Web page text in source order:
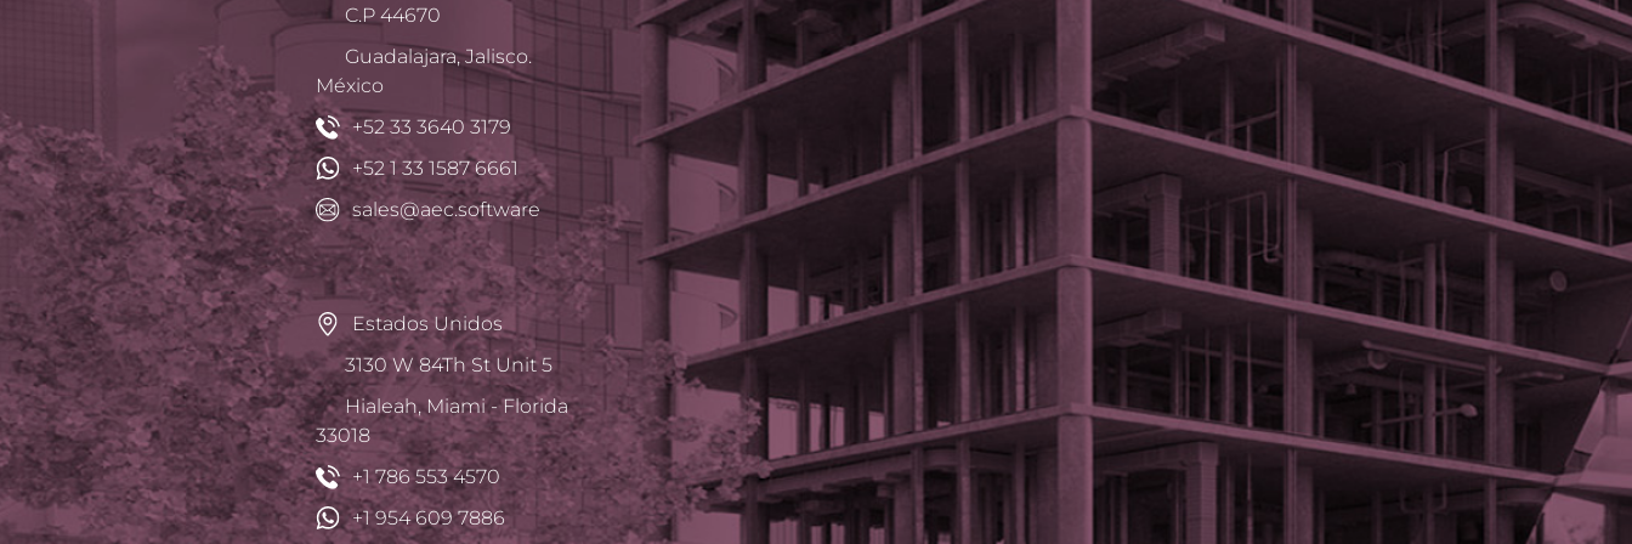
C.P 44670
Guadalajara, Jalisco.
México
+52 33 3640 3179
+52 1 33 1587 6661
sales@aec.software
Estados Unidos
3130 W 84Th St Unit 5
Hialeah, Miami - Florida
33018
+1 786 553 4570
+1 954 609 7886